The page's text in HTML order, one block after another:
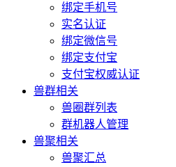
绑定手机号
实名认证
绑定微信号
绑定支付宝
支付宝权威认证
兽群相关
兽圈群列表
群机器人管理
兽聚相关
兽聚汇总